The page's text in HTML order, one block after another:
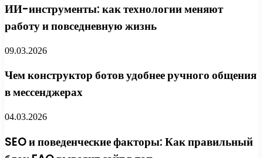
ИИ-инструменты: как технологии меняют
работу и повседневную жизнь
09.03.2026
Чем конструктор ботов удобнее ручного общения
в мессенджерах
04.03.2026
SEO и поведенческие факторы: Как правильный